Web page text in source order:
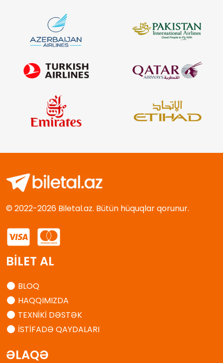
© 2022-2026 Biletal.az. Bütün hüquqlar qorunur.
BİLET AL
BLOQ
HAQQIMIZDA
TEXNİKİ DƏSTƏK
İSTİFADƏ QAYDALARI
ƏLAQƏ